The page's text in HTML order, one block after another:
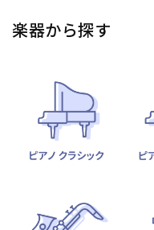
楽器から探す